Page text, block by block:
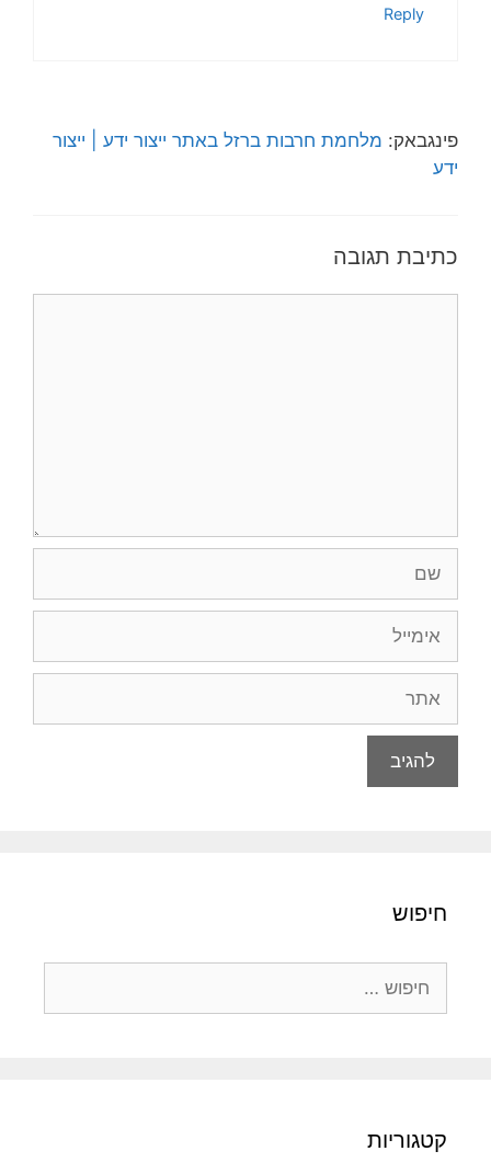
Reply
פינגבאק: מלחמת חרבות ברזל באתר ייצור ידע | ייצור
ידע
כתיבת תגובה
חיפוש
קטגוריות